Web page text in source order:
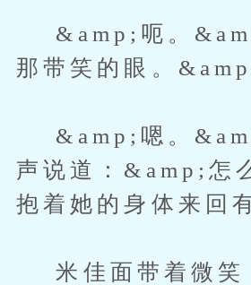
&amp;呃。
那带笑的眼。
&amp;嗯。
声说道：&amp;怎
抱着她的身体来回
米佳面带着微笑